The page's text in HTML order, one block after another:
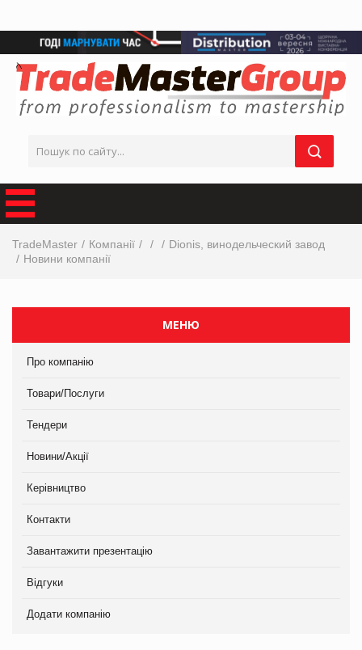
TradeMaster Компанії
Dionis, винодельческий завод
Новини компанії
МЕНЮ
Про компанію
Товари/Послуги
Тендери
Новини/Акції
Керівництво
Контакти
Завантажити презентацію
Відгуки
Додати компанію